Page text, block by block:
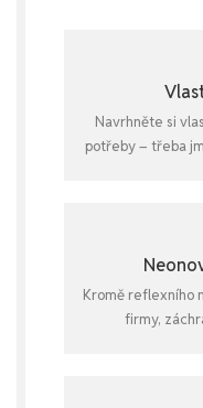
Navrhněte si
potřeby – třeba
Kromě reflexního
firmy,